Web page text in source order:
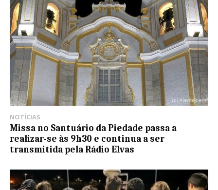
NOTÍCIAS
Missa no Santuário da Piedade passa a
realizar-se às 9h30 e continua a ser
transmitida pela Rádio Elvas